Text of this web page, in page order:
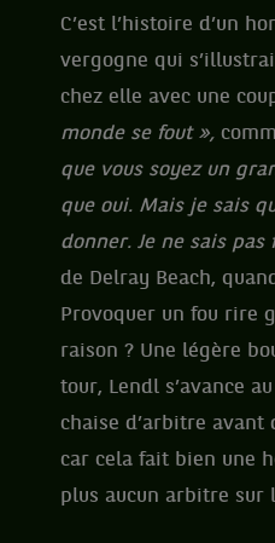
C’est l’histoire d’un
vergogne qui
chez elle avec une
monde se fout »,
que vous soyez un
que oui. Mais je sais
donner. Je ne sais
de Delray Beach,
Provoquer un fou rire
raison ? Une légère
tour, Lendl s’avance
chaise d’arbitre avant
car cela fait bien une
plus aucun arbitre sur